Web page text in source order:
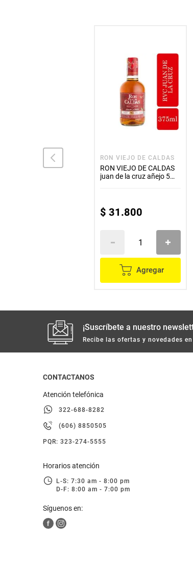
VIEJO DE CALDAS
VIEJO DE CALDAS
RON VIEJO DE CALDAS
RON VIEJO DE CALDAS
juan de la cruz añejo 5
$ 31.800
Agregar
¡Suscríbete a nuestro
Recibe las ofertas y novedades
CONTACTANOS
Atención telefónica
322-688-8282
(606) 8850505
PQR: 323-274-5555
Horarios atención
L-S: 7:30 am - 8:00 pm
D-F: 8:00 am - 7:00 pm
Síguenos en: